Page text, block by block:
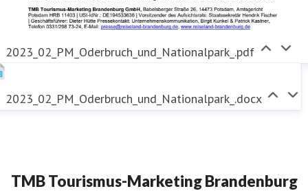
2023_02_PM_Oderbruch_und_Nationalpark_.pdf
2023_02_PM_Oderbruch_und_Nationalpark_.docx
TMB Tourismus-Marketing Brandenburg